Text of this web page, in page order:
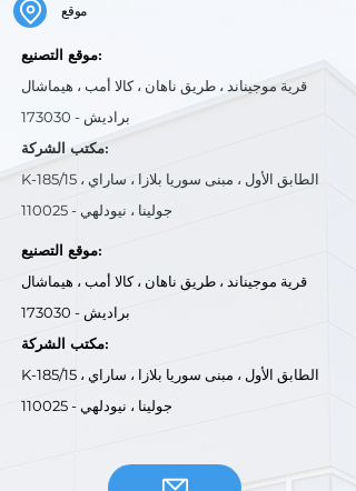
موقع
موقع التصنيع:
قرية موجيناند ، طريق ناهان ، كالا أمب ، هيماشال
براديش - 173030
مكتب الشركة:
K-185/15 ، الطابق الأول ، مبنى سوريا بلازا ، ساراي
جولينا ، نيودلهي - 110025
موقع التصنيع:
قرية موجيناند ، طريق ناهان ، كالا أمب ، هيماشال
براديش - 173030
مكتب الشركة:
K-185/15 ، الطابق الأول ، مبنى سوريا بلازا ، ساراي
جولينا ، نيودلهي - 110025